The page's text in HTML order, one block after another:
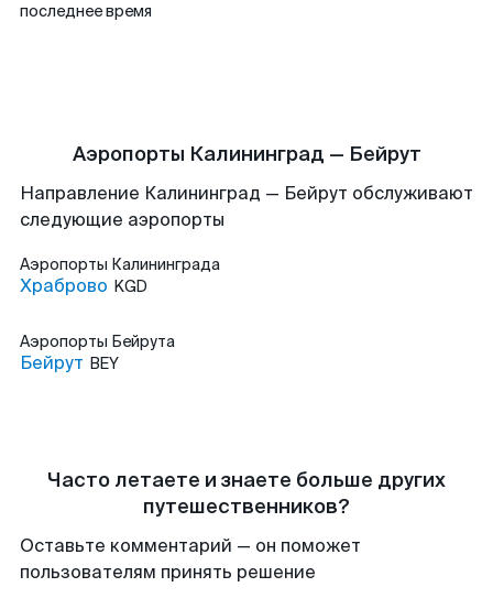
последнее время
Аэропорты Калининград — Бейрут
Направление Калининград — Бейрут обслуживают
следующие аэропорты
Аэропорты Калининграда
Храброво KGD
Аэропорты Бейрута
Бейрут BEY
Часто летаете и знаете больше других
путешественников?
Оставьте комментарий — он поможет
пользователям принять решение